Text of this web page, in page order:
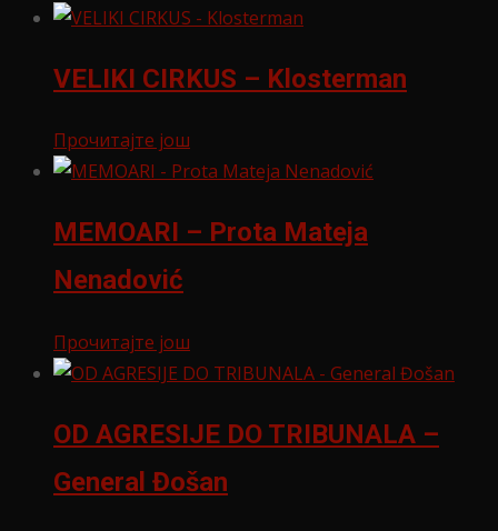
VELIKI CIRKUS – Klosterman
Прочитајте још
MEMOARI – Prota Mateja
Nenadović
Прочитајте још
OD AGRESIJE DO TRIBUNALA –
General Đošan